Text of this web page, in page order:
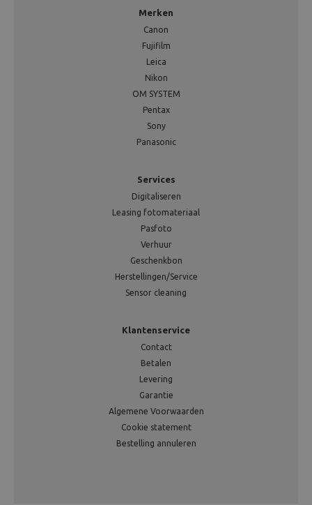
Merken
Canon
Fujifilm
Leica
Nikon
OM SYSTEM
Pentax
Sony
Panasonic
Services
Digitaliseren
Leasing fotomateriaal
Pasfoto
Verhuur
Geschenkbon
Herstellingen/Service
Sensor cleaning
Klantenservice
Contact
Betalen
Levering
Garantie
Algemene Voorwaarden
Cookie statement
Bestelling annuleren